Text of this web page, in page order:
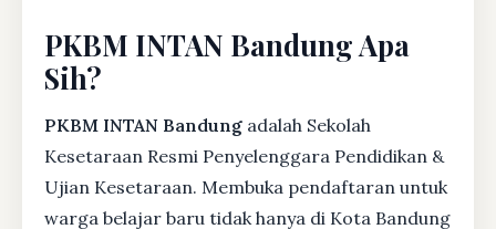
PKBM INTAN Bandung Apa
Sih?
PKBM INTAN Bandung adalah Sekolah
Kesetaraan Resmi Penyelenggara Pendidikan &
Ujian Kesetaraan. Membuka pendaftaran untuk
warga belajar baru tidak hanya di Kota Bandung